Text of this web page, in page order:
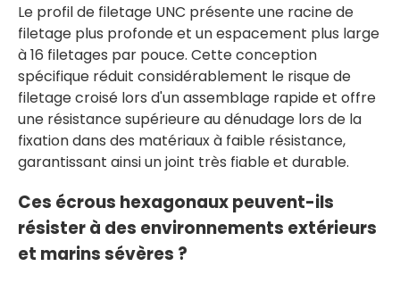
Le profil de filetage UNC présente une racine de
filetage plus profonde et un espacement plus large
à 16 filetages par pouce. Cette conception
spécifique réduit considérablement le risque de
filetage croisé lors d'un assemblage rapide et offre
une résistance supérieure au dénudage lors de la
fixation dans des matériaux à faible résistance,
garantissant ainsi un joint très fiable et durable.
Ces écrous hexagonaux peuvent-ils
résister à des environnements extérieurs
et marins sévères ?